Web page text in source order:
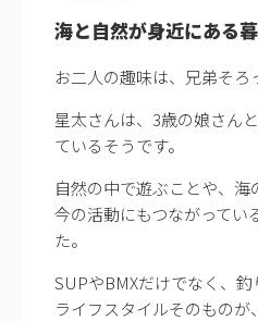
海と自然が身近にある
お二人の趣味は、兄弟そろ
星太さんは、3歳の娘さん
ているそうです。
自然の中で遊ぶことや、海
今の活動にもつながってい
た。
SUPやBMXだけでなく、
ライフスタイルそのものが